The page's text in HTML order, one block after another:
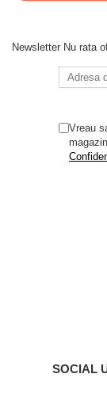
Newsletter Nu rata
Vreau
SOCIAL